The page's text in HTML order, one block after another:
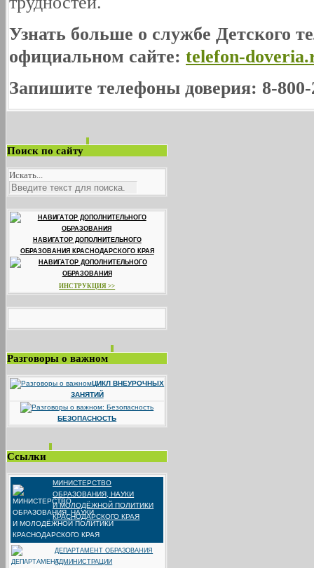
Узнать больше о службе Детского
официальном сайте: telefon-
Запишите телефоны доверия: 8-800-
Поиск по сайту
Искать...
НАВИГАТОР ДОПОЛНИТЕЛЬНОГО
ОБРАЗОВАНИЯ КРАСНОДАРСКОГО КРАЯ
ИНСТРУКЦИЯ >>
Разговоры о важном
ЦИКЛ ВНЕУРОЧНЫХ
ЗАНЯТИЙ
БЕЗОПАСНОСТЬ
Ссылки
МИНИСТЕРСТВО
ОБРАЗОВАНИЯ, НАУКИ
И МОЛОДЁЖНОЙ ПОЛИТИКИ
КРАСНОДАРСКОГО КРАЯ
ДЕПАРТАМЕНТ ОБРАЗОВАНИЯ
АДМИНИСТРАЦИИ